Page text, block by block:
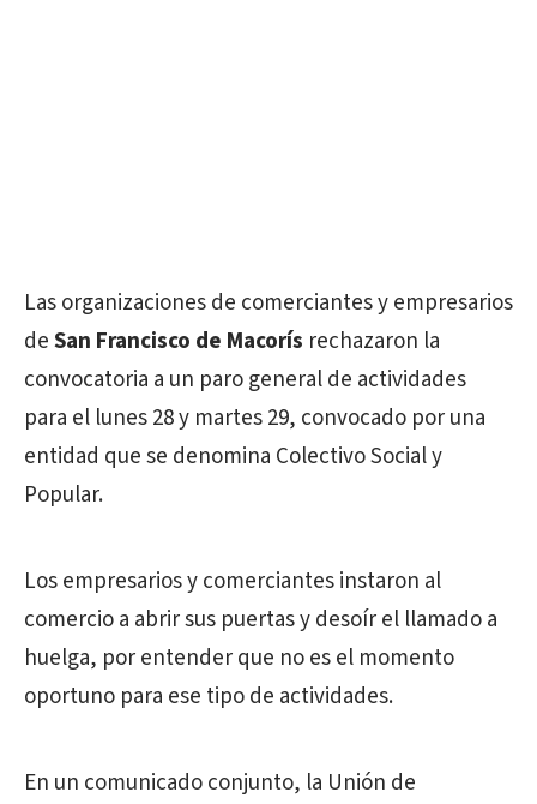
Las organizaciones de comerciantes y empresarios
deSan Francisco de Macorís rechazaron la
convocatoria a un paro general de actividades
para el lunes 28 y martes 29, convocado por una
entidad que se denomina Colectivo Social y
Popular.
Los empresarios y comerciantes instaron al
comercio a abrir sus puertas y desoír el llamado a
huelga, por entender que no es el momento
oportuno para ese tipo de actividades.
En un comunicado conjunto, la Unión de